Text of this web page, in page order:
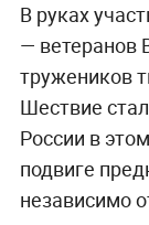
В руках
— ветеранов
тружеников
Шествие
России в
подвиге
независимо